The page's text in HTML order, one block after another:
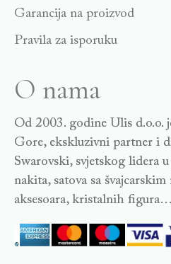
Garancija na proizvod
Pravila za isporuku
O nama
Od 2003. godine Ulis d.o.o.
Gore, ekskluzivni partner i
Swarovski, svjetskog lidera
nakita, satova sa
aksesoara, kristalnih figura…